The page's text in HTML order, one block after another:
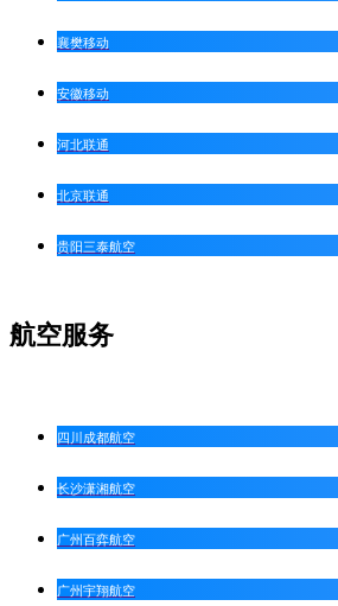
襄樊移动
安徽移动
河北联通
北京联通
贵阳三泰航空
航空服务
四川成都航空
长沙潇湘航空
广州百弈航空
广州宇翔航空